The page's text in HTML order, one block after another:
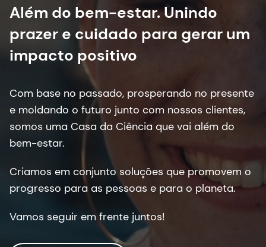
Além do bem-estar. Unindo
prazer e cuidado para gerar um
impacto positivo
Com base no passado, prosperando no presente
e moldando o futuro junto com nossos clientes,
somos uma Casa da Ciência que vai além do
bem-estar.
Criamos em conjunto soluções que promovem o
progresso para as pessoas e para o planeta.
Vamos seguir em frente juntos!